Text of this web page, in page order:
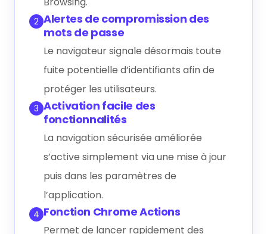
2 Alertes de compromission des
mots de passe
Le navigateur signale désormais toute
fuite potentielle d’identifiants afin de
protéger les utilisateurs.
3 Activation facile des
fonctionnalités
La navigation sécurisée améliorée
s’active simplement via une mise à jour
puis dans les paramètres de
l’application.
4 Fonction Chrome Actions
Permet de lancer rapidement des